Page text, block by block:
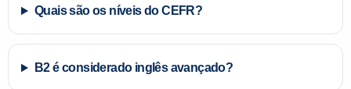
Quais são os níveis do CEFR?
B2 é considerado inglês avançado?